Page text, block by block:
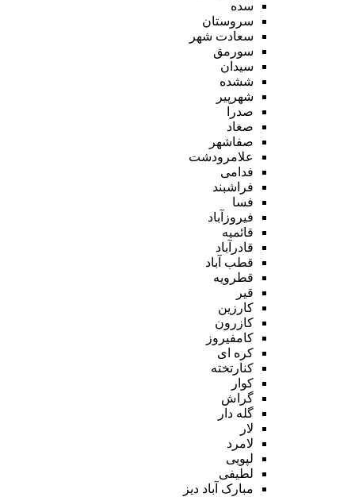
سده
سروستان
سعادت شهر
سورمق
سیدان
ششده
شهرپیر
صدرا
صغاد
صفاشهر
علامرودشت
فدامی
فراشبند
فسا
فیروزآباد
قائمیه
قادرآباد
قطب آباد
قطرویه
قیر
کارزین
کازرون
کامفیروز
کره ای
کنارتخته
کوار
گراش
گله دار
لار
لامرد
لپویی
لطیفی
مبارک آباد دیز